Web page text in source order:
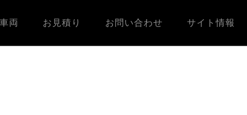
両 お見積り お問い合わせ サイト情報